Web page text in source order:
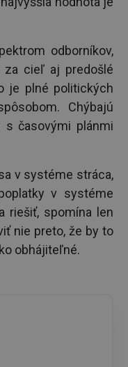
odborníkov,
za cieľ aj predošlé
je plné politických
Chýbajú
s časovými plánmi
v systéme stráca,
v systéme
riešiť, spomína len
nie preto, že by to
obhájiteľné.